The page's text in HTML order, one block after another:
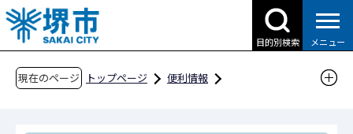
こ
の
ペ
目的別検索 メニュー
現在のページ トップページ
便利情報
申請書ダウンロード（企業の方へ）